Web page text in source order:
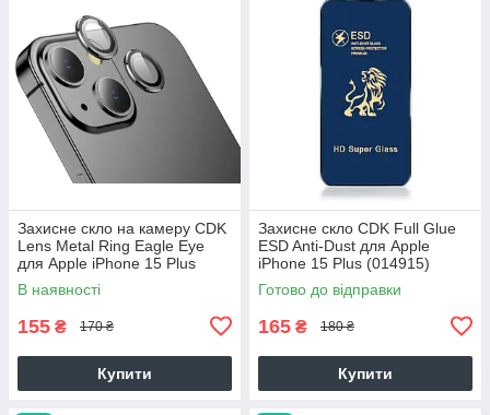
Захисне скло на камеру CDK
Lens Metal Ring Eagle Eye
для Apple iPhone 15 Plus
(015735) (black)
В наявності
155 ₴ 170 ₴
Купити
Захисне скло CDK Full Glue
ESD Anti-Dust для Apple
iPhone 15 Plus (014915)
(black)
Готово до відправки
165 ₴ 180 ₴
Купити